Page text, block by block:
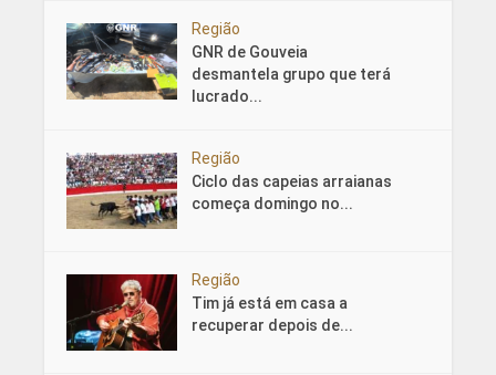
Região
GNR de Gouveia
desmantela grupo que terá
lucrado...
Região
Ciclo das capeias arraianas
começa domingo no...
Região
Tim já está em casa a
recuperar depois de...